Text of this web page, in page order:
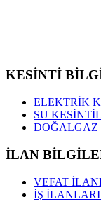
KESİNTİ
ELEKTRİK
SU
DOĞALGAZ
İLAN
VEFAT
İŞ İLANLARI